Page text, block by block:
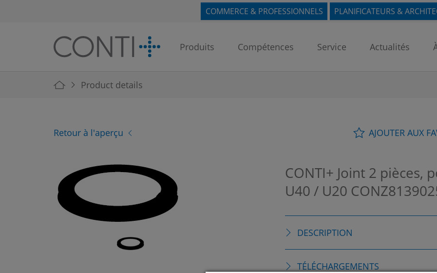
COMMERCE & PROFESSIONNELS PLANIFICATEURS &
Produits Compétences Service Actualités
You are here:
Product details
Retour à l'aperçu AJOUTER AUX
CONTI+ Joint 2 pièces,
U40 / U20
DESCRIPTION
TÉLÉCHARGEMENTS